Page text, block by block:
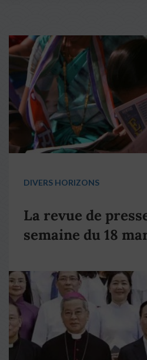
DIVERS HORIZONS
La revue de
semaine du 18